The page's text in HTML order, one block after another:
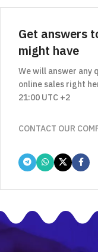
Get answers
might have
We will answer any
online sales right
21:00 UTC +2
CONTACT OUR